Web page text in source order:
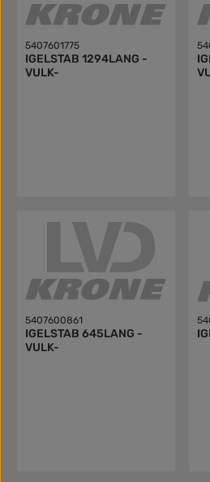
5407601775
IGELSTAB 1294LANG -
VULK-
5407600861
IGELSTAB 645LANG -
VULK-